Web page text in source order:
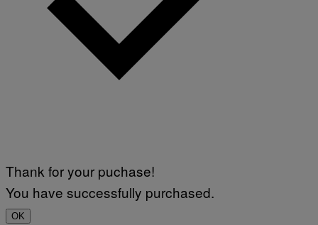
Thank for your puchase!
You have successfully purchased.
OK